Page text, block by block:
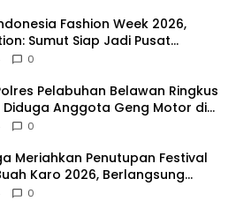
Fashion Week 2026,
Sumut Siap Jadi Pusat
Lewat Wastra
0
Pelabuhan Belawan Ringkus
Diduga Anggota Geng Motor di
0
Meriahkan Penutupan Festival
Karo 2026, Berlangsung
Pengamanan Gabungan
0